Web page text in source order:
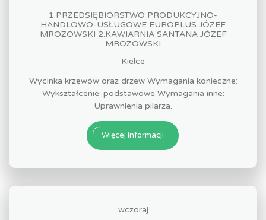
1.PRZEDSIĘBIORSTWO PRODUKCYJNO-
HANDLOWO-USŁUGOWE EUROPLUS JÓZEF
MROZOWSKI 2.KAWIARNIA SANTANA JÓZEF
MROZOWSKI
Kielce
Wycinka krzewów oraz drzew Wymagania konieczne:
Wykształcenie: podstawowe Wymagania inne:
Uprawnienia pilarza.
Więcej informacji
wczoraj